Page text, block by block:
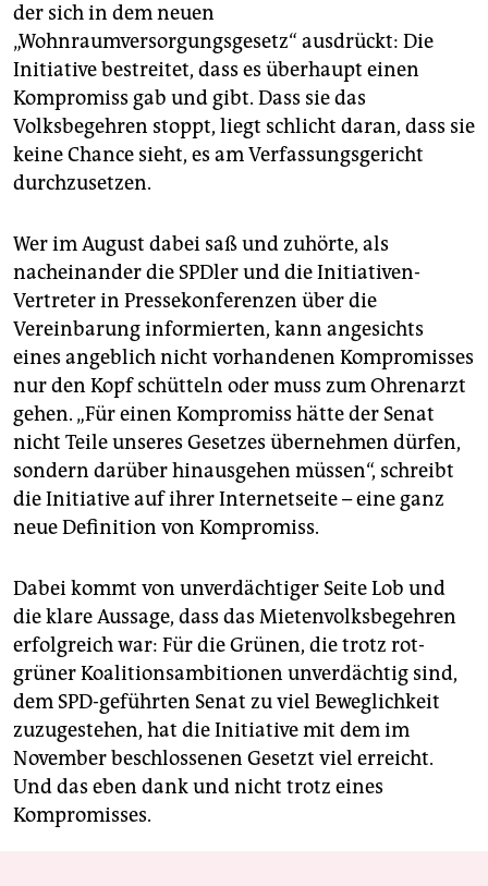
der sich in dem neuen
„Wohnraumversorgungsgesetz“ ausdrückt: Die
Initiative bestreitet, dass es überhaupt einen
Kompromiss gab und gibt. Dass sie das
Volksbegehren stoppt, liegt schlicht daran, dass sie
keine Chance sieht, es am Verfassungsgericht
durchzusetzen.
Wer im August dabei saß und zuhörte, als
nacheinander die SPDler und die Initiativen-
Vertreter in Pressekonferenzen über die
Vereinbarung informierten, kann angesichts
eines angeblich nicht vorhandenen Kompromisses
nur den Kopf schütteln oder muss zum Ohrenarzt
gehen. „Für einen Kompromiss hätte der Senat
nicht Teile unseres Gesetzes übernehmen dürfen,
sondern darüber hinausgehen müssen“, schreibt
die Initiative auf ihrer Internetseite – eine ganz
neue Definition von Kompromiss.
Dabei kommt von unverdächtiger Seite Lob und
die klare Aussage, dass das Mietenvolksbegehren
erfolgreich war: Für die Grünen, die trotz rot-
grüner Koalitionsambitionen unverdächtig sind,
dem SPD-geführten Senat zu viel Beweglichkeit
zuzugestehen, hat die Initiative mit dem im
November beschlossenen Gesetzt viel erreicht.
Und das eben dank und nicht trotz eines
Kompromisses.